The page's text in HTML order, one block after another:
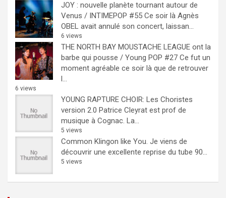
JOY : nouvelle planète tournant autour de
Venus / INTIMEPOP #55 Ce soir là Agnès
OBEL avait annulé son concert, laissan...
6 views
THE NORTH BAY MOUSTACHE LEAGUE ont la
barbe qui pousse / Young POP #27 Ce fut un
moment agréable ce soir là que de retrouver
l...
6 views
YOUNG RAPTURE CHOIR: Les Choristes
version 2.0 Patrice Cleyrat est prof de
musique à Cognac. La...
5 views
Common Klingon like You. Je viens de
découvrir une excellente reprise du tube 90...
5 views